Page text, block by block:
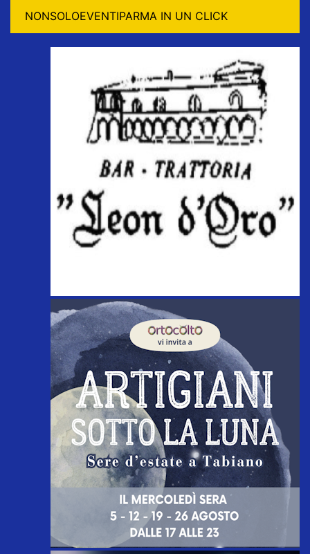
NONSOLOEVENTIPARMA IN UN CLICK